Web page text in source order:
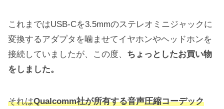
これまではUSB-Cを3.5mmのステレオミニジャックに
変換するアダプタを噛ませてイヤホンやヘッドホンを
接続していましたが、この度、 ちょっとしたお買い物
をしました。
それはQualcomm社が所有する音声圧縮コーデック